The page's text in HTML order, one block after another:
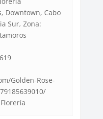
Downtown, Cabo
Sur, Zona:
Golden-Rose-
Florería